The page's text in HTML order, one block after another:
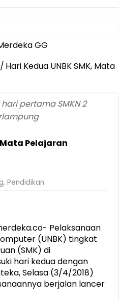
kepada Ahli Waris Korban
Sekolah Lansia di
Inflasi, Jadi Provinsi
Tinjau Penanganan
Tinjau Penanganan
Cetak SDM Adaptif
SiSeSa Roadshow Lampung
/ Hari Kedua UNBK SMK, Mata
pertama SMKN 2
Mata Pelajaran
,Pendidikan
Pelaksanaan
(UNBK) tingkat
(SMK) di
hari kedua dengan
Selasa (3/4/2018)
berjalan lancer